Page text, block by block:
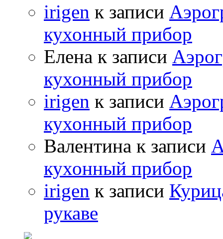
irigen к записи
кухонный прибор
Елена к записи
кухонный прибор
irigen к записи
кухонный прибор
Валентина к записи
кухонный прибор
irigen к записи
рукаве